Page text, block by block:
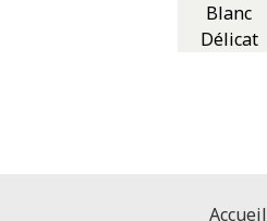
Blanc
Délicat
Accueil